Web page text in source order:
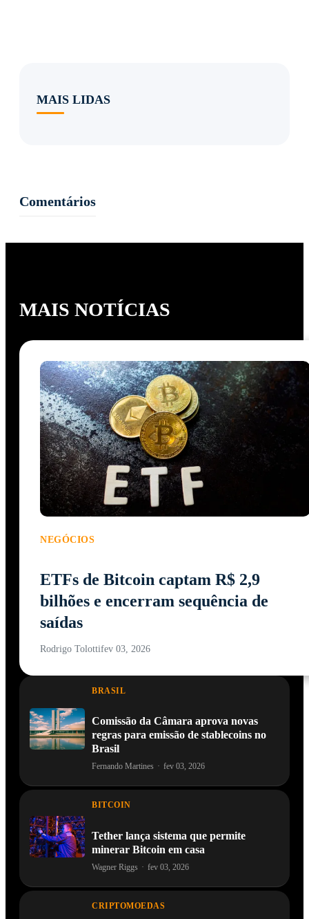
MAIS LIDAS
Comentários
MAIS NOTÍCIAS
NEGÓCIOS
ETFs de Bitcoin captam R$ 2,9
bilhões e encerram sequência de
saídas
Rodrigo Tolottifev 03, 2026
BRASIL
Comissão da Câmara aprova novas
regras para emissão de stablecoins no
Brasil
Fernando Martines · fev 03, 2026
BITCOIN
Tether lança sistema que permite
minerar Bitcoin em casa
Wagner Riggs · fev 03, 2026
CRIPTOMOEDAS